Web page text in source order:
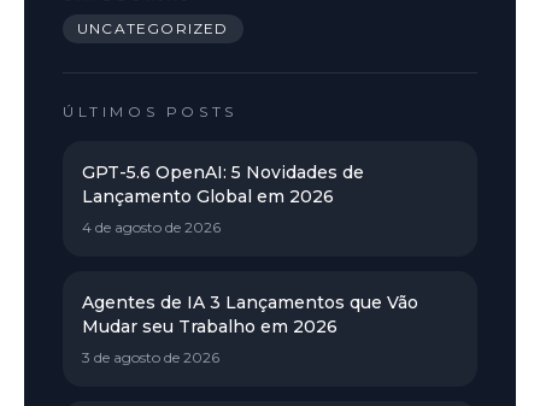
UNCATEGORIZED
ÚLTIMOS POSTS
GPT-5.6 OpenAI: 5 Novidades de
Lançamento Global em 2026
4 de agosto de 2026
Agentes de IA 3 Lançamentos que Vão
Mudar seu Trabalho em 2026
3 de agosto de 2026